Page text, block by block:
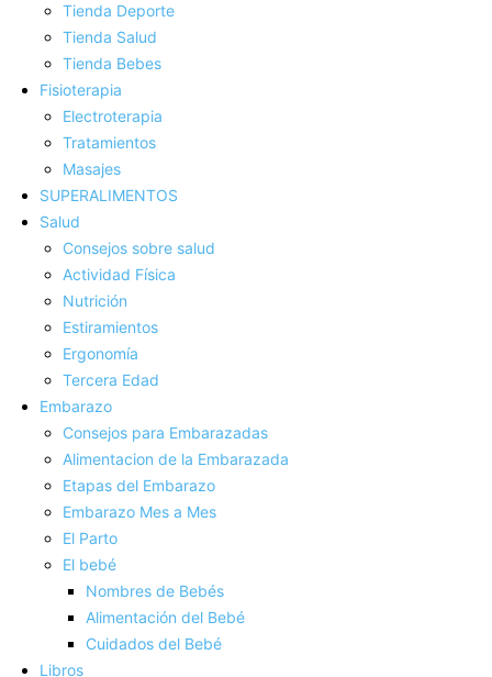
Tienda Deporte
Tienda Salud
Tienda Bebes
Fisioterapia
Electroterapia
Tratamientos
Masajes
SUPERALIMENTOS
Salud
Consejos sobre salud
Actividad Fí­sica
Nutrición
Estiramientos
Ergonomí­a
Tercera Edad
Embarazo
Consejos para Embarazadas
Alimentacion de la Embarazada
Etapas del Embarazo
Embarazo Mes a Mes
El Parto
El bebé
Nombres de Bebés
Alimentación del Bebé
Cuidados del Bebé
Libros